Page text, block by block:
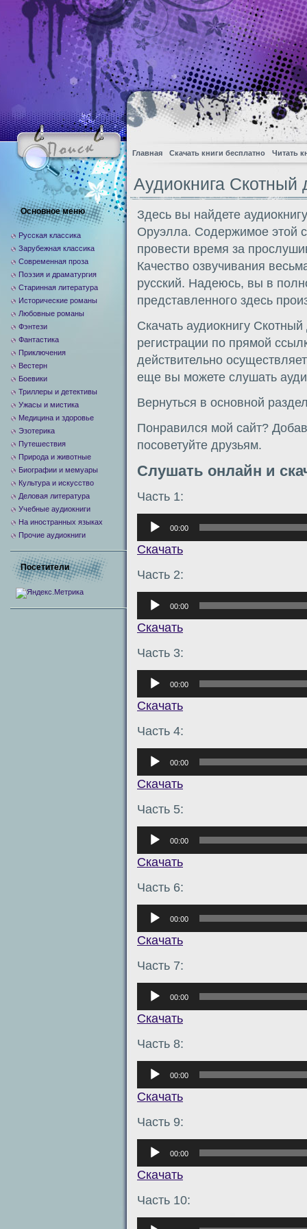
Главная Скачать книги бесплатно Читать
Аудиокнига Скотный
Здесь вы найдете
Оруэлла. Содержимое этой
провести время за
Качество озвучивания
русский. Надеюсь, вы в
представленного здесь
Скачать аудиокнигу
регистрации по прямой
действительно
еще вы можете слушать
Вернуться в основной
Понравился мой сайт?
посоветуйте друзьям.
Слушать онлайн и
Часть 1:
Аудиоплеер
00:00
Скачать
Часть 2:
Аудиоплеер
00:00
Скачать
Часть 3:
Аудиоплеер
00:00
Скачать
Часть 4:
Аудиоплеер
00:00
Скачать
Часть 5:
Аудиоплеер
00:00
Скачать
Часть 6:
Аудиоплеер
00:00
Скачать
Часть 7:
Аудиоплеер
00:00
Скачать
Часть 8:
Аудиоплеер
00:00
Скачать
Часть 9:
Аудиоплеер
00:00
Скачать
Часть 10:
Аудиоплеер
Основное меню
Русская классика
Зарубежная классика
Современная проза
Поэзия и драматургия
Старинная литература
Исторические романы
Любовные романы
Фэнтези
Фантастика
Приключения
Вестерн
Боевики
Триллеры и детективы
Ужасы и мистика
Медицина и здоровье
Эзотерика
Путешествия
Природа и животные
Биографии и мемуары
Культура и искусство
Деловая литература
Учебные аудиокниги
На иностранных языках
Прочие аудиокниги
Посетители